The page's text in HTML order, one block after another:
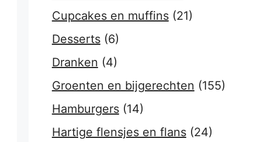
Cupcakes en muffins(21)
Desserts(6)
Dranken (4)
Groenten en bijgerechten (155)
Hamburgers(14)
Hartige flensjes en flans(24)